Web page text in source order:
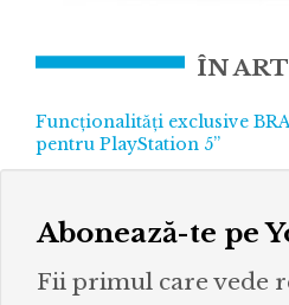
ÎN
Funcționalități exclusive
pentru PlayStation 5”
Abonează-te pe
Fii primul care vede